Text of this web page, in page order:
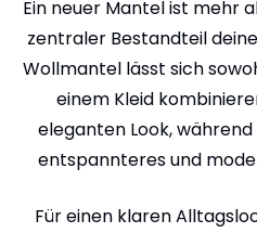
Ein neuer Mantel ist mehr
zentraler Bestandteil
Wollmantel lässt sich
einem Kleid
eleganten Look,
entspannteres und
Für einen klaren